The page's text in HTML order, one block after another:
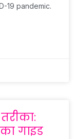
19 pandemic.
गाइड